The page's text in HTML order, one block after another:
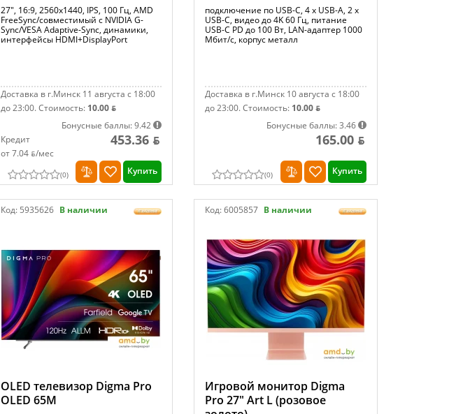
27", 16:9, 2560x1440, IPS, 100 Гц, AMD
FreeSync/совместимый с NVIDIA G-
Sync/VESA Adaptive-Sync, динамики,
интерфейсы HDMI+DisplayPort
Доставка в г.Минск 11 августа с 18:00
до 23:00.Стоимость: 10.00 ƃ
Бонусные баллы: 9.42
Кредит
от 7.04 ƃ/мec
453.36 ƃ
(0) Купить
подключение по USB-C, 4 x USB-A, 2 x
USB-C, видео до 4K 60 Гц, питание
USB-C PD до 100 Вт, LAN-адаптер 1000
Мбит/с, корпус металл
Доставка в г.Минск 10 августа с 18:00
до 23:00.Стоимость: 10.00 ƃ
Бонусные баллы: 3.46
165.00 ƃ
(0) Купить
Код: 5935626 В наличии
OLED телевизор Digma Pro
OLED 65M
Код:6005857 В наличии
Игровой монитор Digma
Pro 27" Art L (розовое